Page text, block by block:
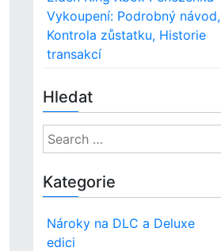
Vykoupení: Podrobný návod,
Kontrola zůstatku, Historie
transakcí
Hledat
S
e
a
r
h
Kategorie
Nároky na DLC a Deluxe
edici